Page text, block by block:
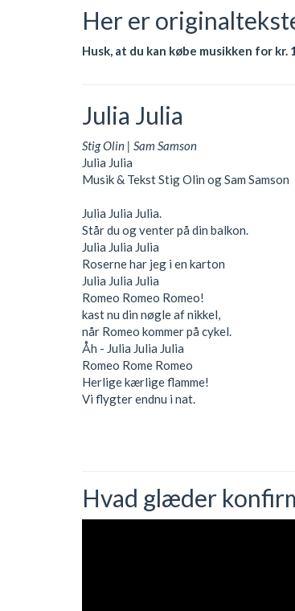
Her er
Husk, at du kan købe musikken for kr.
Julia Julia
Stig Olin | Sam Samson
Julia Julia
Musik & Tekst Stig Olin og Sam Samson
Julia Julia Julia.
Står du og venter på din balkon.
Julia Julia Julia
Roserne har jeg i en karton
Julia Julia Julia
Romeo Romeo Romeo!
kast nu din nøgle af nikkel,
når Romeo kommer på cykel.
Åh - Julia Julia Julia
Romeo Rome Romeo
Herlige kærlige flamme!
Vi flygter endnu i nat.
Hvad glæder